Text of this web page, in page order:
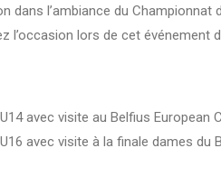
dans l’ambiance du Championnat
l’occasion lors de cet événement
avec visite au Belfius
avec visite à la finale dames du